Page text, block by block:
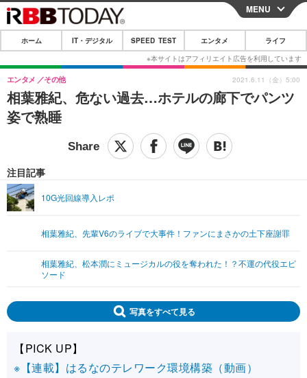
CLOSE
ホーム
IT・デジタル
IT・デジタルTOP スマートフォン
その他
SPEED TEST
映画・ドラマ
グラビア ブログ
ショッピング その他
ライフTOP
リリース一覧
MENU
ホーム IT・デジタル SPEED TEST エンタメ ライフ
相葉雅紀、危ない過去…ホテルの廊下でパンツ
姿で熟睡
エンタメ その他
注目記事
10G光回線導入レポ
相葉雅紀、先輩V6のライブで大事件！ファンにまさかの土下座謝罪
相葉雅紀、松本潤にミュージカルの役を奪われた！？不運の代役エピ
ソード
2021.6.11（金）5:00
写真をすべて見る
【PICK UP】
※【連載】はるなのテレワーク環境構築（動画）